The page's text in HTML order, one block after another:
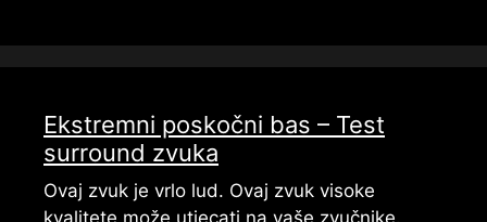
Ekstremni poskočni bas – Test
surround zvuka
Ovaj zvuk je vrlo lud. Ovaj zvuk visoke
kvalitete može utjecati na vaše zvučnike.